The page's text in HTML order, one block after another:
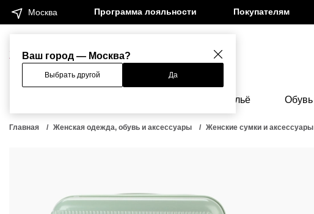
Ваш город — Москва?
Выбрать другой Да
Москва Программа лояльности Покупателям
Женщинам Мужчинам
Бельё Обувь
Главная Женская одежда, обувь и аксессуары Женские сумки и аксессуары